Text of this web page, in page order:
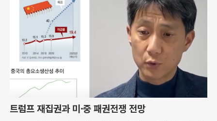
트럼프 재집권과 미·중 패권전쟁 전망